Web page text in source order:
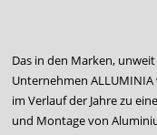
Das in den Marken,
Unternehmen
im Verlauf der Jahre zu
und Montage von